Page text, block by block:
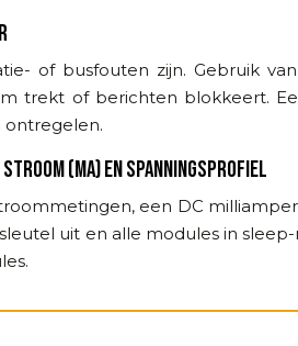
of busfouten zijn. Gebruik
trekt of berichten blokkeert.
ontregelen.
(MA) EN SPANNINGSPROFIEL
een DC
uit en alle modules in